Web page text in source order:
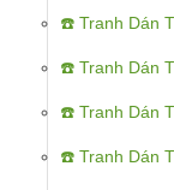
☎️ Tranh Dán
☎️ Tranh Dán
☎️ Tranh Dán
☎️ Tranh Dán